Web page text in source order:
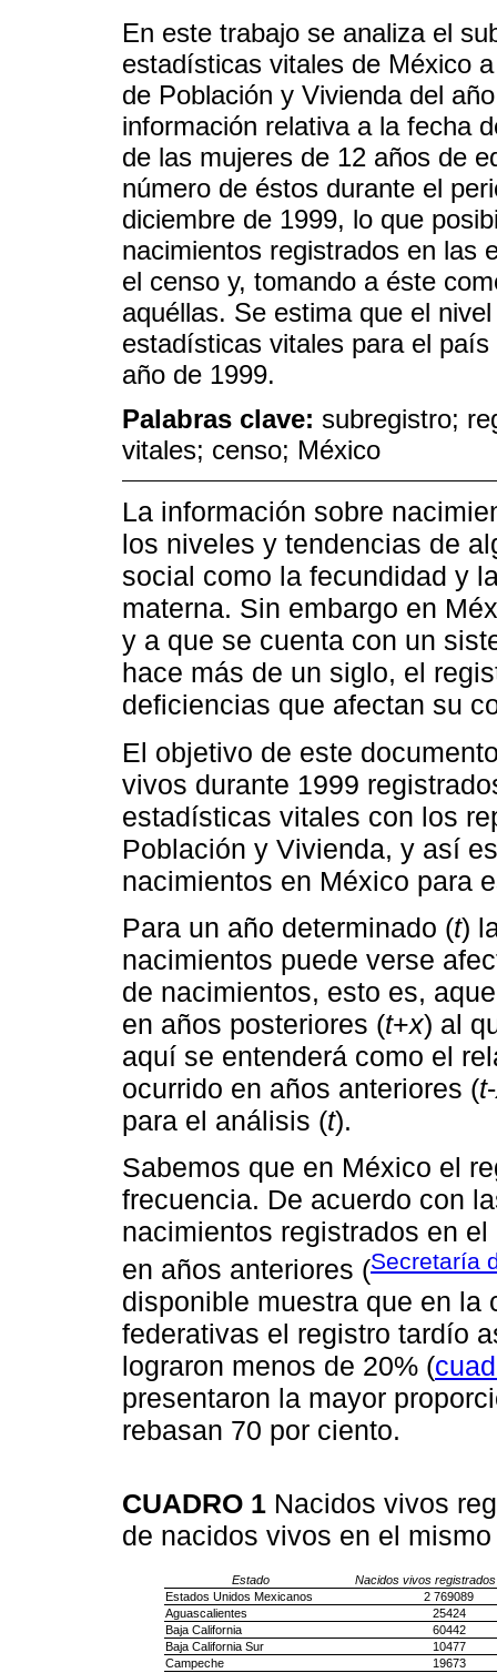
En este trabajo se analiza el
estadísticas vitales de México
de Población y Vivienda del
información relativa a la fecha
de las mujeres de 12 años de
número de éstos durante el
diciembre de 1999, lo que
nacimientos registrados en las
el censo y, tomando a éste
aquéllas. Se estima que el
estadísticas vitales para el
año de 1999.
Palabras clave: subregistro;
vitales; censo; México
La información sobre
los niveles y tendencias de
social como la fecundidad y
materna. Sin embargo en
y a que se cuenta con un
hace más de un siglo, el
deficiencias que afectan su
El objetivo de este
vivos durante 1999
estadísticas vitales con los
Población y Vivienda, y así
nacimientos en México para
Para un año determinado (t)
nacimientos puede verse
de nacimientos, esto es,
en años posteriores (t+x) al
aquí se entenderá como el
ocurrido en años anteriores (t-
para el análisis (t).
Sabemos que en México el
frecuencia. De acuerdo con
nacimientos registrados en
en años anteriores (Secretaría
disponible muestra que en la
federativas el registro tardío
lograron menos de 20% (
presentaron la mayor
rebasan 70 por ciento.
CUADRO 1 Nacidos vivos
de nacidos vivos en el
Estado
Nacidos vivos
Estados Unidos Mexicanos
2 769089
Aguascalientes
25424
Baja California
60442
Baja California Sur
10477
Campeche
19673